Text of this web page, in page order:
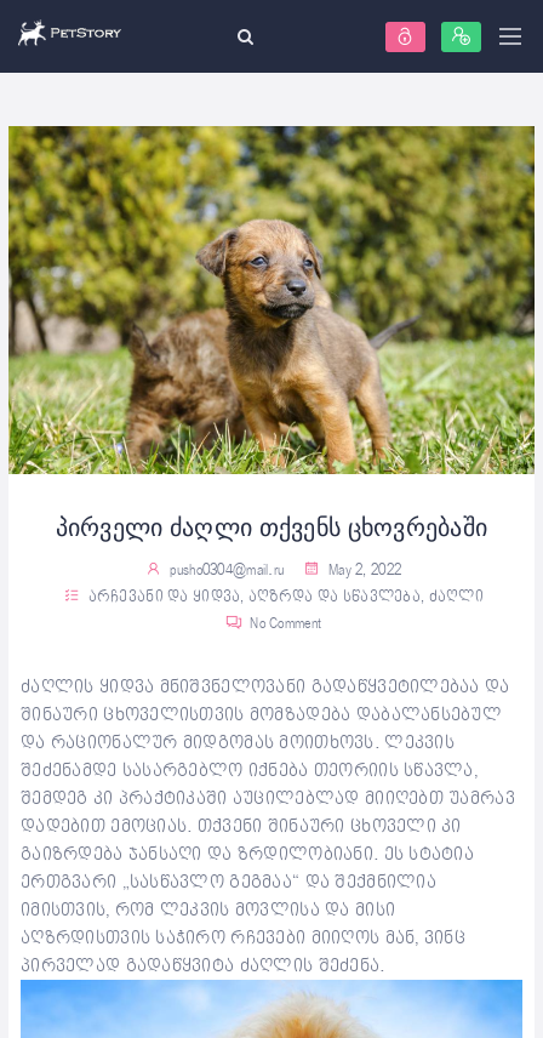
პირველი ძაღლი თქვენს ცხოვრებაში
pusho0304@mail.ru
May 2, 2022
არჩევანი და ყიდვა, აღზრდა და სწავლება, ძაღლი
No Comment
ძაღლის ყიდვა მნიშვნელოვანი გადაწყვეტილებაა და
შინაური ცხოველისთვის მომზადება დაბალანსებულ
და რაციონალურ მიდგომას მოითხოვს. ლეკვის
შეძენამდე სასარგებლო იქნება თეორიის სწავლა,
შემდეგ კი პრაქტიკაში აუცილებლად მიიღებთ უამრავ
დადებით ემოციას. თქვენი შინაური ცხოველი კი
გაიზრდება ჯანსაღი და ზრდილობიანი. ეს სტატია
ერთგვარი „სასწავლო გეგმაა“ და შექმნილია
იმისთვის, რომ ლეკვის მოვლისა და მისი
აღზრდისთვის საჭირო რჩევები მიიღოს მან, ვინც
პირველად გადაწყვიტა ძაღლის შეძენა.